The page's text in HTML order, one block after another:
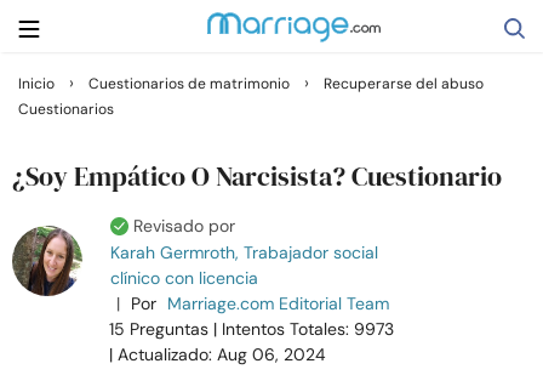
Buscar
Relaciones
Inicio › Cuestionarios de matrimonio ›
Recuperarse del abuso
Cuestionarios
¿Soy Empático O Narcisista? Cuestionario
Revisado por
Karah Germroth, Trabajador social
clínico con licencia
| Por Marriage.com Editorial Team
15 Preguntas | Intentos Totales: 9973
| Actualizado: Aug 06, 2024